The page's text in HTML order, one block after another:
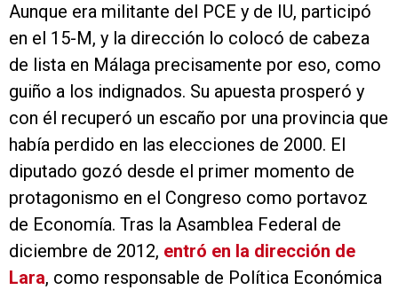
Aunque era militante del PCE y de IU, participó
en el 15-M, y la dirección lo colocó de cabeza
de lista en Málaga precisamente por eso, como
guiño a los indignados. Su apuesta prosperó y
con él recuperó un escaño por una provincia que
había perdido en las elecciones de 2000. El
diputado gozó desde el primer momento de
protagonismo en el Congreso como portavoz
de Economía. Tras la Asamblea Federal de
diciembre de 2012, entró en la dirección de
Lara, como responsable de Política Económica